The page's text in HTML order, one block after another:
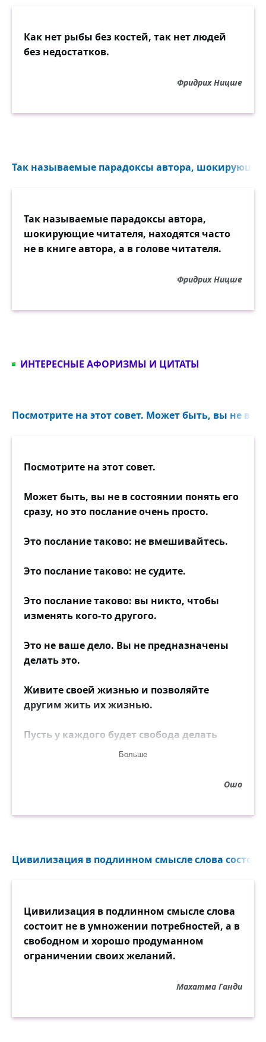
Как нет рыбы без костей, так нет людей
без недостатков.
Фридрих Ницше
Так называемые парадоксы автора,
Так называемые парадоксы автора,
шокирующие читателя, находятся часто
не в книге автора, а в голове читателя.
Фридрих Ницше
ИНТЕРЕСНЫЕ АФОРИЗМЫ И ЦИТАТЫ
Посмотрите на этот совет. Может быть, вы не в
Посмотрите на этот совет.
Может быть, вы не в состоянии понять его
сразу, но это послание очень просто.
Это послание таково: не вмешивайтесь.
Это послание таково: не судите.
Это послание таково: вы никто, чтобы
изменять кого-то другого.
Это не ваше дело. Вы не предназначены
делать это.
Живите своей жизнью и позволяйте
другим жить их жизнью.
Пусть у каждого будет свобода делать
Больше
Ошо
Цивилизация в подлинном смысле слова
Цивилизация в подлинном смысле слова
состоит не в умножении потребностей, а в
свободном и хорошо продуманном
ограничении своих желаний.
Махатма Ганди